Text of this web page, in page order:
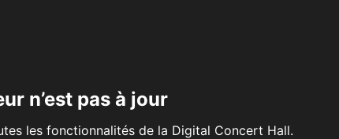
n’est pas à jour
les fonctionnalités de la Digital Concert Hall.